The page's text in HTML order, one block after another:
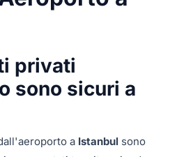
privati
sono sicuri a
a Istanbul sono